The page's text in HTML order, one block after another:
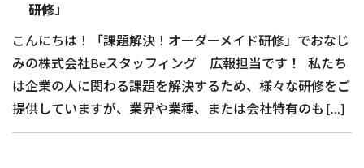
研修」
こんにちは！「課題解決！オーダーメイド研修」でおなじ
みの株式会社Beスタッフィング 広報担当です！ 私たち
は企業の人に関わる課題を解決するため、様々な研修をご
提供していますが、業界や業種、または会社特有のも […]